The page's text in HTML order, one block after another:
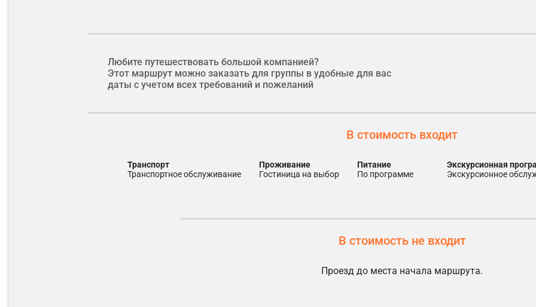
Любите путешествовать большой компанией?
Этот маршрут можно заказать для группы в удобные для вас
даты с учетом всех требований и пожеланий
В стоимость входит
транспорт
транспортное обслуживание
проживание
гостиница на выбор
питание
по программе
экскурсионная
экскурсионное
В стоимость не входит
Проезд до места начала маршрута.